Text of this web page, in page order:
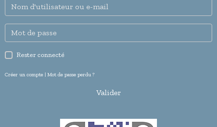
Rester connecté
Créer un compte | Mot de passe perdu ?
Valider